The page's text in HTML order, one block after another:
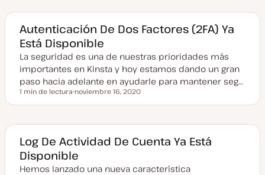
h
a
c
t
u
a
z
a
d
Autenticación De Dos Factores (2FA) Ya
Está Disponible
La seguridad es una de nuestras prioridades más
importantes en Kinsta y hoy estamos dando un gran
paso hacia adelante en ayudarle para mantener seg…
Tiempo de lectura
1 min de lectura
e
h
a
c
t
u
a
noviembre 16, 2020
Log De Actividad De Cuenta Ya Está
Disponible
Hemos lanzado una nueva característica